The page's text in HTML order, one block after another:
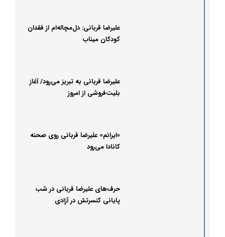
علیرضا قربانی: دل‌مچاله‌ام از فقدان
کودکان میناب
علیرضا قربانی به تبریز می‌رود/ آغاز
بلیت‌فروشی از امروز
«ایرانم» علیرضا قربانی روی صحنه
کانادا می‌رود
حرف‌های علیرضا قربانی در شب
پایانی کنسرتش در آزادی